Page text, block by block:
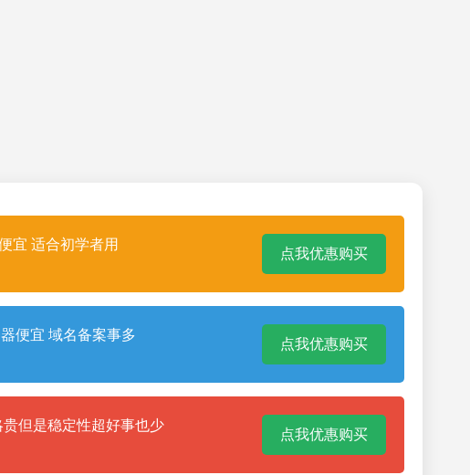
宜 适合初学者用
点我优惠购买
便宜 域名备案事多
点我优惠购买
但是稳定性超好事也少
点我优惠购买